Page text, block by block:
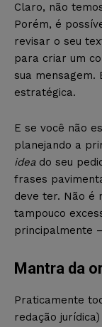
Claro, não
Porém, é
revisar o seu
para criar um
sua mensagem.
estratégica.
E se você não
planejando a
ideado seu
frases
deve ter. Não é
tampouco
principalmente
Mantra da
Praticamente
redação